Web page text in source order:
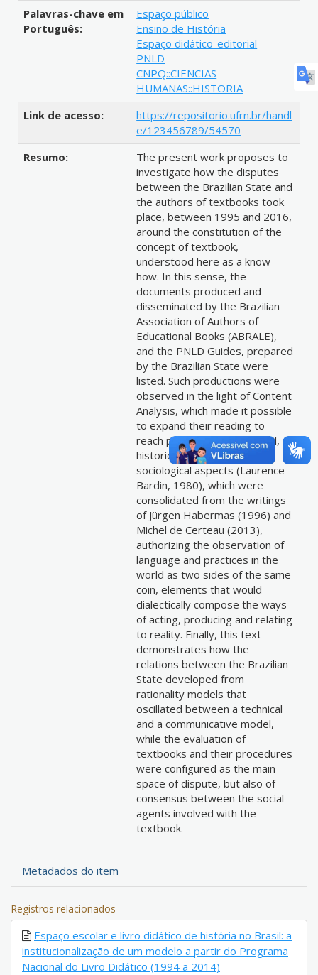
Palavras-chave em
Português:
Espaço público
Ensino de História
Espaço didático-editorial
PNLD
CNPQ::CIENCIAS
HUMANAS::HISTORIA
Link de acesso:
https://repositorio.ufrn.br/handl
e/123456789/54570
Resumo:
The present work proposes to
investigate how the disputes
between the Brazilian State and
the authors of textbooks took
place, between 1995 and 2016,
around the constitution of the
concept of textbook,
understood here as a know-
how. In this sense, the
documents produced and
disseminated by the Brazilian
Association of Authors of
Educational Books (ABRALE),
and the PNLD Guides, prepared
by the Brazilian State were
listed. Such productions were
observed in the light of Content
Analysis, which made it possible
to expand their reading to
reach practical, psychological,
historical, economic and
sociological aspects (Laurence
Bardin, 1980), which were
consolidated from the writings
of Jürgen Habermas (1996) and
Michel de Certeau (2013),
authorizing the observation of
language and practices in the
world as two sides of the same
coin, elements that would
dialectically compose the ways
of acting, producing and relating
to reality. Finally, this text
demonstrates how the
relations between the Brazilian
State developed from
rationality models that
oscillated between a technical
and a communicative model,
while the evaluation of
textbooks and their procedures
were configured as the main
space of dispute, but also of
consensus between the social
agents involved with the
textbook.
Metadados do item
Registros relacionados
Espaço escolar e livro didático de história no Brasil: a
institucionalização de um modelo a partir do Programa
Nacional do Livro Didático (1994 a 2014)